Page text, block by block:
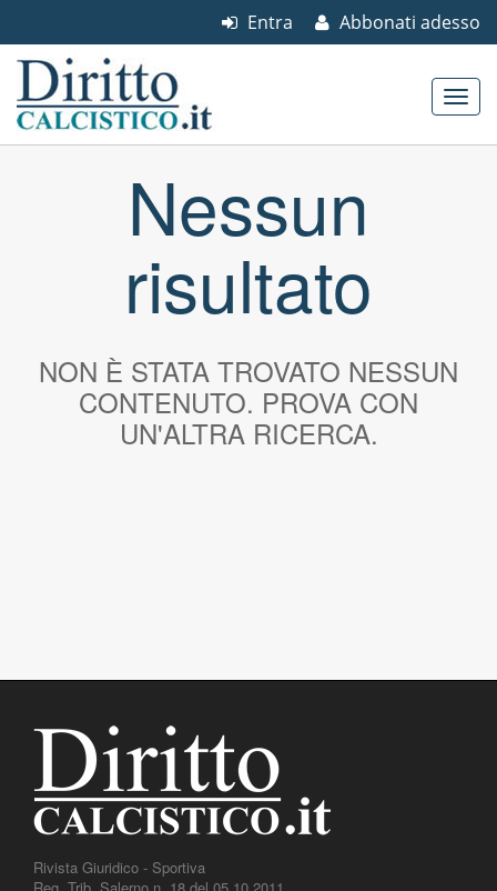
Abbonati adesso
Entra
Main menuNessun
risultato
NON È STATA TROVATO NESSUN
CONTENUTO. PROVA CON
UN'ALTRA RICERCA.
Rivista Giuridico - Sportiva